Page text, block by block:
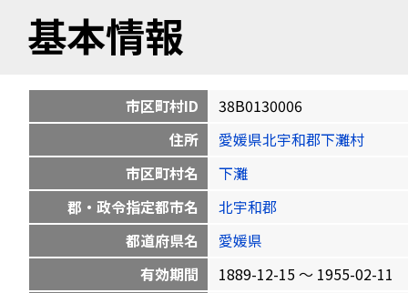
基本情報
市区町村ID
38B0130006
住所
愛媛県北宇和郡下灘村
市区町村名
下灘
郡・政令指定都市名
北宇和郡
都道府県名
愛媛県
有効期間
1889-12-15 〜 1955-02-11